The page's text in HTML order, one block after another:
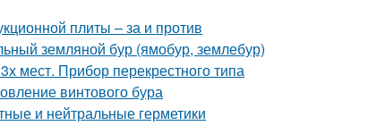
плиты – за и против
земляной бур (ямобур, землебур)
мест. Прибор перекрестного типа
винтового бура
и нейтральные герметики